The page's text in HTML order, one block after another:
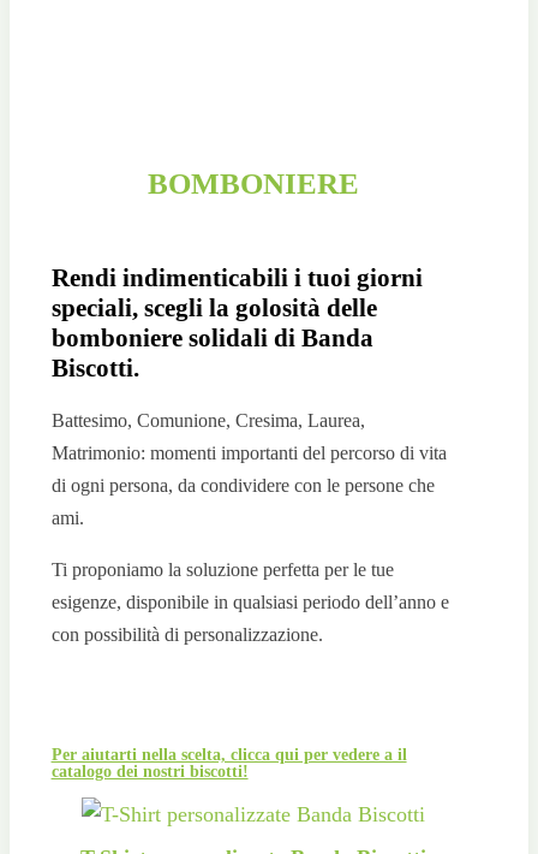
BOMBONIERE
Rendi indimenticabili i tuoi giorni
speciali, scegli la golosità delle
bomboniere solidali di Banda
Biscotti.
Battesimo, Comunione, Cresima, Laurea,
Matrimonio: momenti importanti del percorso di vita
di ogni persona, da condividere con le persone che
ami.
Ti proponiamo la soluzione perfetta per le tue
esigenze, disponibile in qualsiasi periodo dell’anno e
con possibilità di personalizzazione.
Per aiutarti nella scelta, clicca qui per vedere a il
catalogo dei nostri biscotti!